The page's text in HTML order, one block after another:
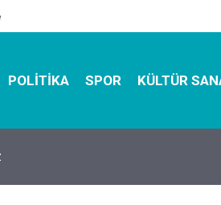
POLITIKA SPOR KÜLTÜR
Estetik, Dayanıklı ve Çevre Dostu